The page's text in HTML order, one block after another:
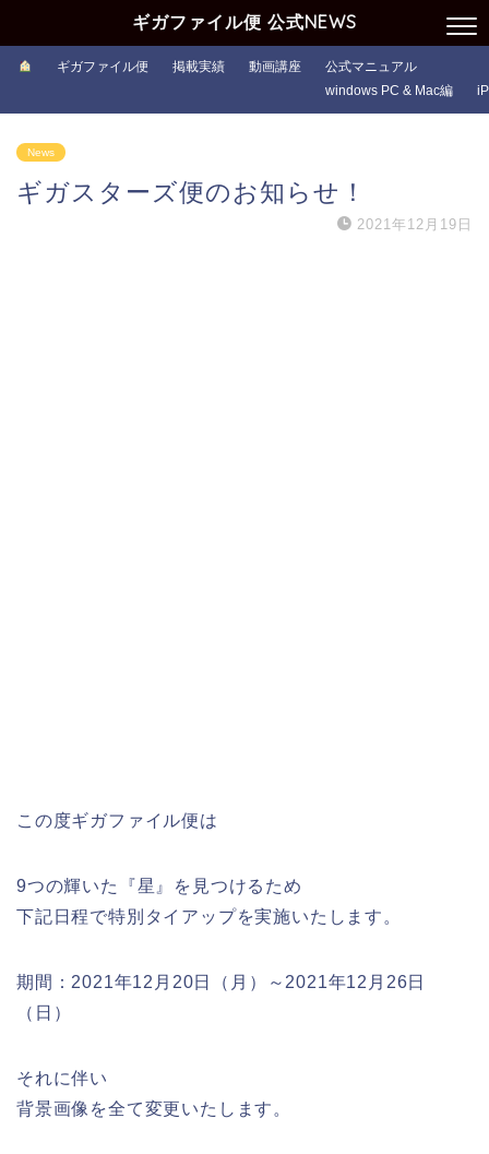
ギガファイル便 公式NEWS
ギガファイル便 掲載実績 動画講座
公式マニュアル
windows PC & Mac編
News
ギガスターズ便のお知らせ！
2021年12月19日
この度ギガファイル便は
9つの輝いた『星』を見つけるため
下記日程で特別タイアップを実施いたします。
期間：2021年12月20日（月）～2021年12月26日
（日）
それに伴い
背景画像を全て変更いたします。